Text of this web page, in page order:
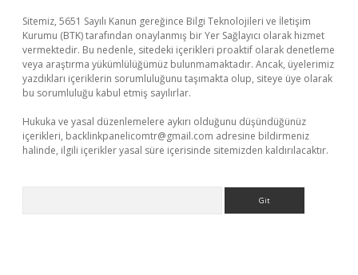
Sitemiz, 5651 Sayılı Kanun gereğince Bilgi Teknolojileri ve İletişim
Kurumu (BTK) tarafından onaylanmış bir Yer Sağlayıcı olarak hizmet
vermektedir. Bu nedenle, sitedeki içerikleri proaktif olarak denetleme
veya araştırma yükümlülüğümüz bulunmamaktadır. Ancak, üyelerimiz
yazdıkları içeriklerin sorumluluğunu taşımakta olup, siteye üye olarak
bu sorumluluğu kabul etmiş sayılırlar.
Hukuka ve yasal düzenlemelere aykırı olduğunu düşündüğünüz
içerikleri, backlinkpanelicomtr@gmail.com adresine bildirmeniz
halinde, ilgili içerikler yasal süre içerisinde sitemizden kaldırılacaktır.